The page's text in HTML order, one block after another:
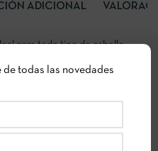
ADICIONAL
para todo tipo de cabello,
rulos y aportando volumen a
forma natural y duradera. Para
Free Silicon Free
todas las novedades